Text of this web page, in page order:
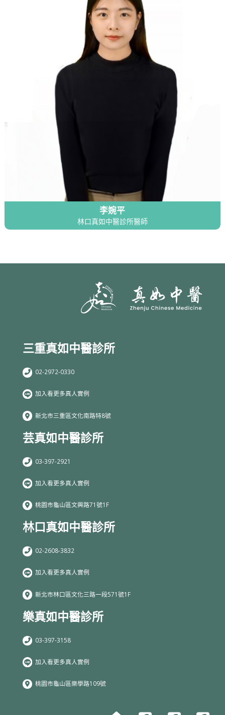
李婉平
林口真如中醫診所醫師
三重真如中醫診所
02-2972-0330
加入看更多真人實例
新北市三重區文化南路特8號
芸真如中醫診所
03-397-2921
加入看更多真人實例
桃園市龜山區文興路71號1F
林口真如中醫診所
02-2608-3832
加入看更多真人實例
新北市林口區文化三路一段571號1F
樂真如中醫診所
03-397-3158
加入看更多真人實例
桃園市龜山區樂學路109號